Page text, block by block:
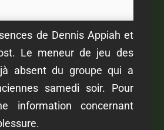
de Dennis Appiah et
Le meneur de jeu des
absent du groupe qui a
samedi soir. Pour
information concernant